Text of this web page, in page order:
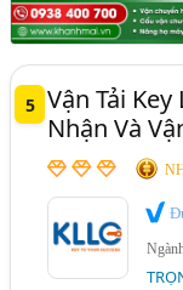
5 Vận Tải
Nhận Và